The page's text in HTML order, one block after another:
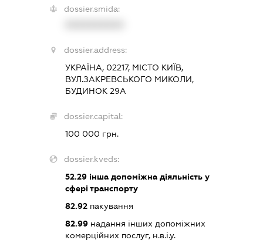
dossier.smida:
dossier.address:
УКРАЇНА, 02217, МІСТО КИЇВ,
ВУЛ.ЗАКРЕВСЬКОГО МИКОЛИ,
БУДИНОК 29А
dossier.capital:
100 000 грн.
dossier.kveds:
52.29інша допоміжна діяльність у
сфері транспорту
82.92пакування
82.99надання інших допоміжних
комерційних послуг, н.в.і.у.